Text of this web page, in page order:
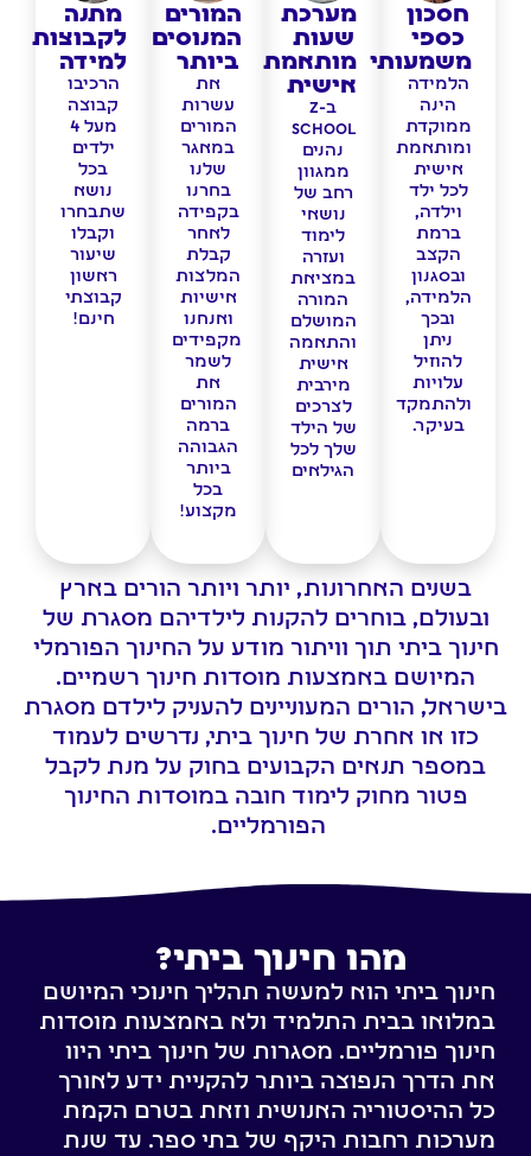
חסכון
כספי
משמעותי
הלמידה
הינה
ממוקדת
ומותאמת
אישית
לכל ילד
וילדה,
ברמת
הקצב
ובסגנון
הלמידה,
ובכך
ניתן
להוזיל
עלויות
ולהתמקד
בעיקר.
מערכת
שעות
מותאמת
אישית
בZ-
school
נהנים
ממגוון
רחב של
נושאי
לימוד
ועזרה
במציאת
המורה
המושלם
והתאמה
אישית
מירבית
לצרכים
של הילד
שלך לכל
הגילאים
המורים
המנוסים
ביותר
את
עשרות
המורים
במאגר
שלנו
בחרנו
בקפידה
לאחר
קבלת
המלצות
אישיות
ואנחנו
מקפידים
לשמר
את
המורים
ברמה
הגבוהה
ביותר
בכל
מקצוע!
מתנה
לקבוצות
למידה
הרכיבו
קבוצה
מעל 4
ילדים
בכל
נושא
שתבחרו
וקבלו
שיעור
ראשון
קבוצתי
חינם!
בשנים האחרונות, יותר ויותר הורים בארץ
ובעולם, בוחרים להקנות לילדיהם מסגרת של
חינוך ביתי תוך וויתור מודע על החינוך הפורמלי
המיושם באמצעות מוסדות חינוך רשמיים.
בישראל, הורים המעוניינים להעניק לילדם מסגרת
כזו או אחרת של חינוך ביתי, נדרשים לעמוד
במספר תנאים הקבועים בחוק על מנת לקבל
פטור מחוק לימוד חובה במוסדות החינוך
הפורמליים.
מהו חינוך ביתי?
חינוך ביתי הוא למעשה תהליך חינוכי המיושם
במלואו בבית התלמיד ולא באמצעות מוסדות
חינוך פורמליים. מסגרות של חינוך ביתי היוו
את הדרך הנפוצה ביותר להקניית ידע לאורך
כל ההיסטוריה האנושית וזאת בטרם הקמת
מערכות רחבות היקף של בתי ספר. עד שנת